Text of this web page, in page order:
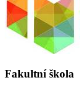
Fakultní škola